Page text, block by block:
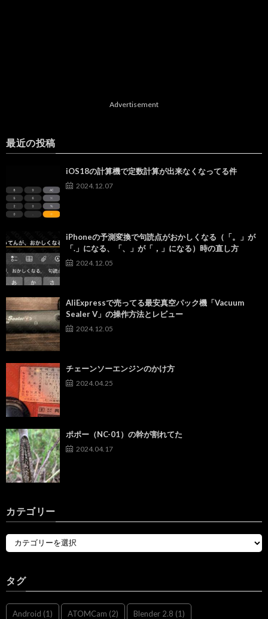
Advertisement
最近の投稿
iOS18の計算機で定数計算が出来なくなってる件
2024.12.07
iPhoneの予測変換で句読点がおかしくなる（「。」が
「.」になる、「、」が「，」になる）時の直し方
2024.12.05
AliExpressで売ってる最安真空パック機「Vacuum
Sealer V」の操作方法とレビュー
2024.12.05
チェーンソーエンジンのかけ方
2024.04.25
ポポー（NC-01）の幹が割れてた
2024.04.17
カテゴリー
タグ
Android (1) ATOMCam (2) Blender 2.8 (1)